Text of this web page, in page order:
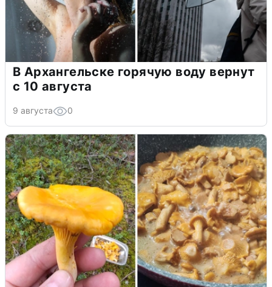
В Архангельске горячую воду вернут
с 10 августа
9 августа 0